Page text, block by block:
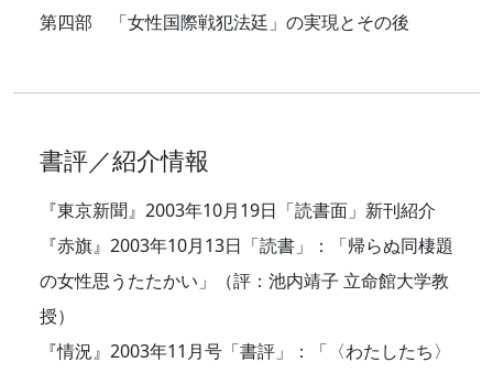
第四部 「女性国際戦犯法廷」の実現とその後
書評／紹介情報
『東京新聞』2003年10月19日「読書面」新刊紹介
『赤旗』2003年10月13日「読書」：「帰らぬ同棲題
の女性思うたたかい」（評：池内靖子 立命館大学教
授）
『情況』2003年11月号「書評」：「〈わたしたち〉